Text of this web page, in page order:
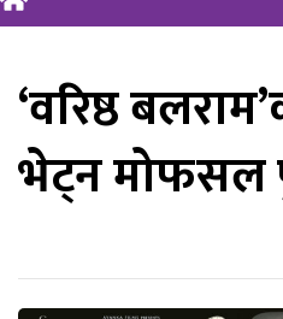
‘वरिष्ठ
भेट्न मोफसल